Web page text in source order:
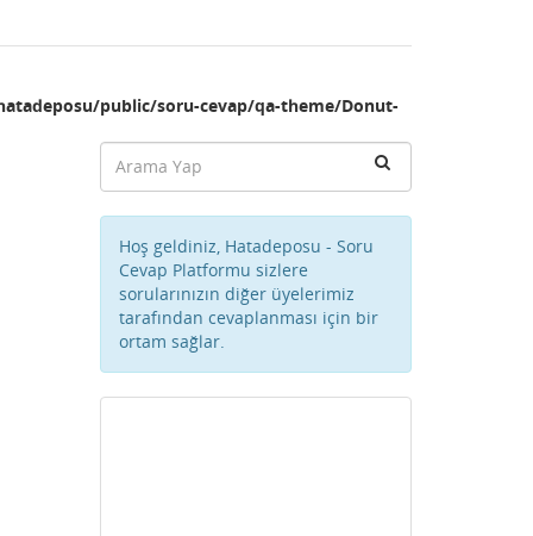
public/soru-cevap/qa-theme/Donut-
Hoş geldiniz, Hatadeposu - Soru
Cevap Platformu sizlere
sorularınızın diğer üyelerimiz
tarafından cevaplanması için bir
ortam sağlar.